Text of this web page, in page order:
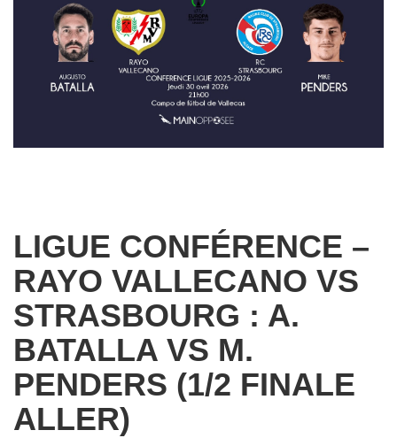
LIGUE CONFÉRENCE –
RAYO VALLECANO VS
STRASBOURG : A.
BATALLA VS M.
PENDERS (1/2 FINALE
ALLER)